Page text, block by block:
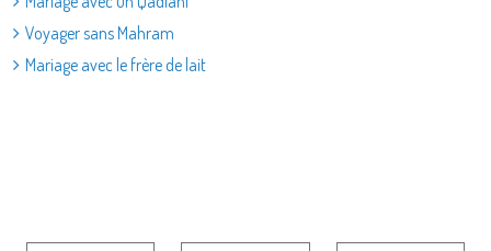
Voyager sans Mahram
Mariage avec le frère de lait